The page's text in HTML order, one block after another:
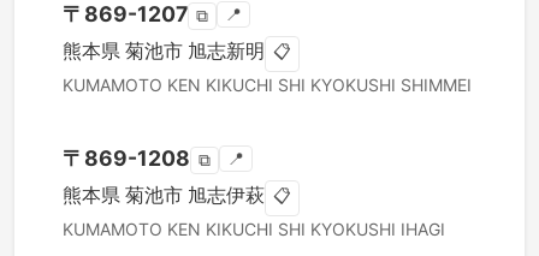
〒 869-1207 ⧉ 📍
熊本県 菊池市 旭志新明 📋
KUMAMOTO KEN KIKUCHI SHI KYOKUSHI SHIMMEI
〒 869-1208 ⧉ 📍
熊本県 菊池市 旭志伊萩 📋
KUMAMOTO KEN KIKUCHI SHI KYOKUSHI IHAGI